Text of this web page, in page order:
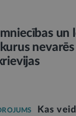
un
Kas